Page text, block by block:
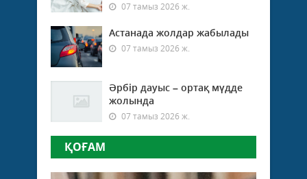
07 тамыз 2026 ж.
Астанада жолдар жабылады
07 тамыз 2026 ж.
Әрбір дауыс – ортақ мүдде
жолында
07 тамыз 2026 ж.
ҚОҒАМ